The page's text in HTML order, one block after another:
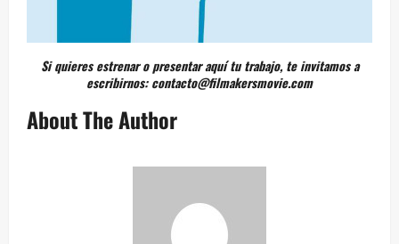
Si quieres estrenar o presentar aquí tu trabajo,te invitamos a
escribirnos:contacto@filmakersmovie.com
About The Author